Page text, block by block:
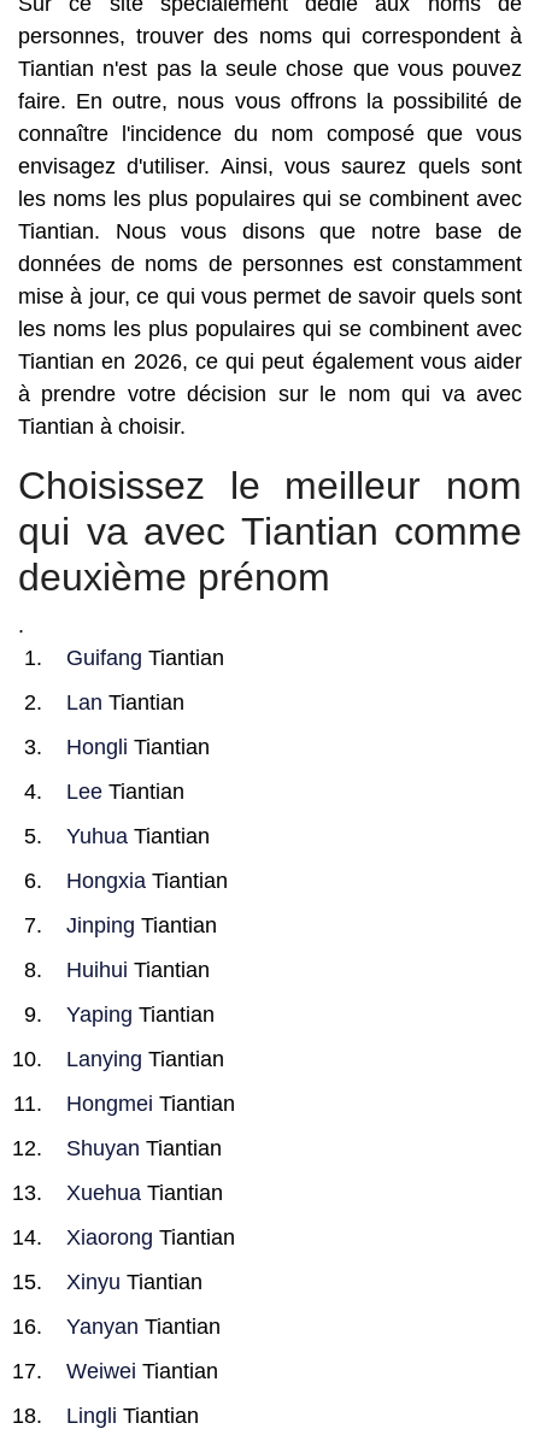
personnes, trouver des noms qui correspondent à
Tiantian n'est pas la seule chose que vous pouvez
faire. En outre, nous vous offrons la possibilité de
connaître l'incidence du nom composé que vous
envisagez d'utiliser. Ainsi, vous saurez quels sont
les noms les plus populaires qui se combinent avec
Tiantian. Nous vous disons que notre base de
données de noms de personnes est constamment
mise à jour, ce qui vous permet de savoir quels sont
les noms les plus populaires qui se combinent avec
Tiantian en 2026, ce qui peut également vous aider
à prendre votre décision sur le nom qui va avec
Tiantian à choisir.
Choisissez le meilleur nom
qui va avec Tiantian comme
deuxième prénom
.
Guifang Tiantian
Lan Tiantian
Hongli Tiantian
Lee Tiantian
Yuhua Tiantian
Hongxia Tiantian
Jinping Tiantian
Huihui Tiantian
Yaping Tiantian
Lanying Tiantian
Hongmei Tiantian
Shuyan Tiantian
Xuehua Tiantian
Xiaorong Tiantian
Xinyu Tiantian
Yanyan Tiantian
Weiwei Tiantian
Lingli Tiantian